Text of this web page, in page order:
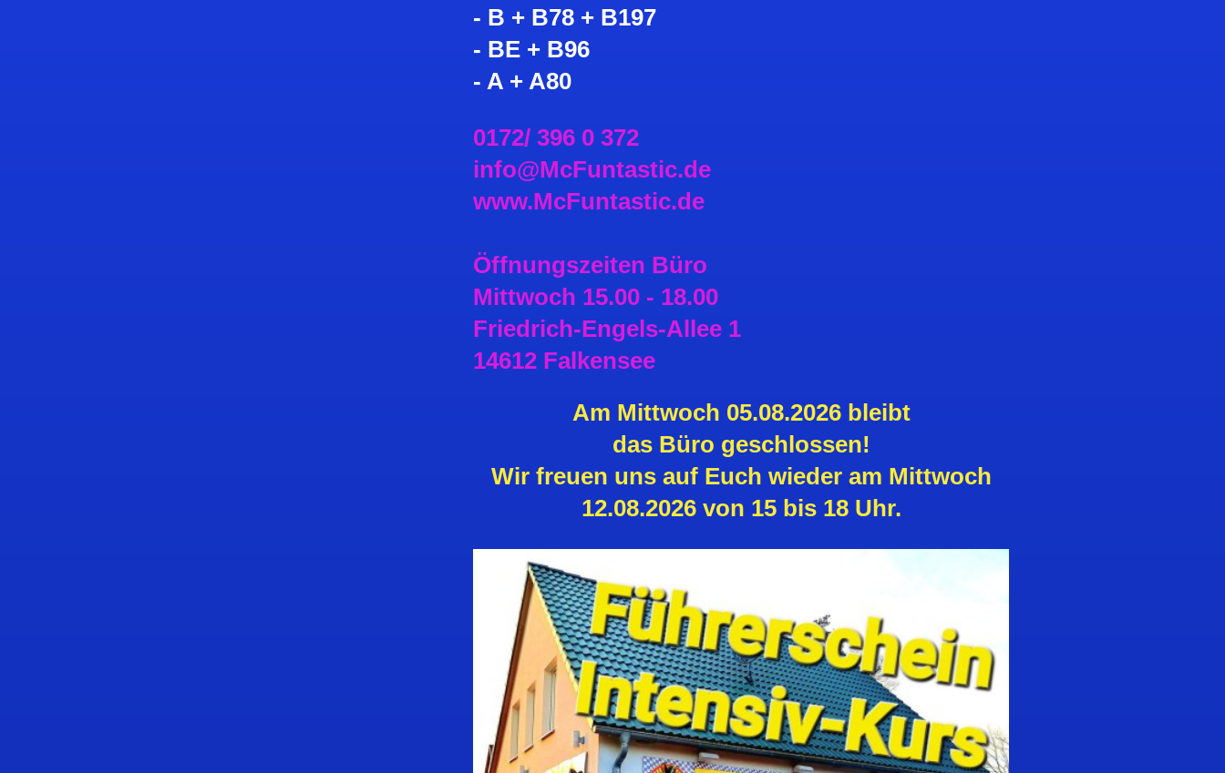
- B + B78 + B197
- BE + B96
- A + A80
0172/ 396 0 372
info@McFuntastic.de
www.McFuntastic.de
Öffnungszeiten Büro
Mittwoch 15.00 - 18.00
Friedrich-Engels-Allee 1
14612 Falkensee
Am Mittwoch 05.08.2026 bleibt
das Büro geschlossen!
Wir freuen uns auf Euch wieder am Mittwoch
12.08.2026 von 15 bis 18 Uhr.